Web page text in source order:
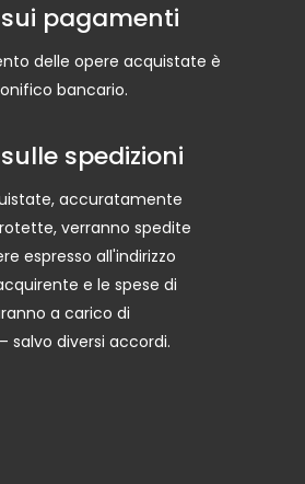
pagamenti
delle opere acquistate è
bancario.
spedizioni
accuratamente
verranno spedite
espresso all'indirizzo
e le spese di
a carico di
salvo diversi accordi.